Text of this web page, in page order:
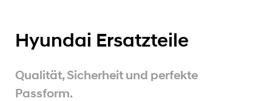
Hyundai Ersatzteile
Qualität, Sicherheit und perfekte
Passform.